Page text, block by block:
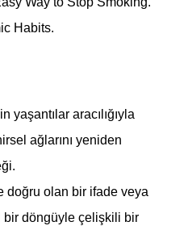
Habits.
yaşantılar aracılığıyla
ağlarını yeniden
doğru olan bir ifade veya
bir döngüyle çelişkili bir